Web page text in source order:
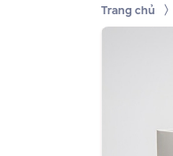
Trang chủ